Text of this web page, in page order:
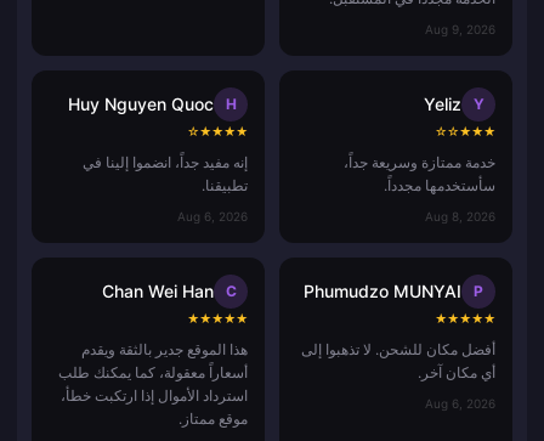
Aug 9, 2026
Y
Yeliz
★
★
★
☆
☆
خدمة ممتازة وسريعة جداً،
سأستخدمها مجدداً.
Aug 8, 2026
H
Huy Nguyen Quoc
★
★
★
★
☆
إنه مفيد جداً، انضموا إلينا في
تطبيقنا.
Aug 6, 2026
P
Phumudzo MUNYAI
★
★
★
★
★
أفضل مكان للشحن. لا تذهبوا إلى
أي مكان آخر.
Aug 6, 2026
C
Chan Wei Han
★
★
★
★
★
هذا الموقع جدير بالثقة ويقدم
أسعاراً معقولة، كما يمكنك طلب
استرداد الأموال إذا ارتكبت خطأ،
موقع ممتاز.